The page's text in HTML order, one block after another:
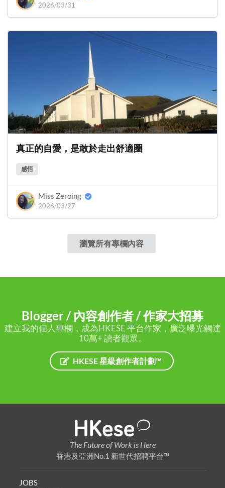
2026/03/31
真正的自愛，是敢於走出舒適圈
感悟
Miss Zeroing
2026/03/27
瀏覽所有專欄內容
Blogger / 內容創作者 / 作家大招募
建立我的個人專欄，成為HKESE 平台作家，廣泛曝光觸達
10萬+ 讀者觀眾。
HKESE 星級創作者計劃™
The Future of Work is Here
香港及亞洲No.1 新世代招聘平台™
JOBS